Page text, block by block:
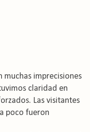
muchas imprecisiones
claridad en
Las visitantes
poco fueron